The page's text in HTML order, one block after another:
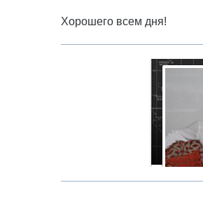
Хорошего всем дня!